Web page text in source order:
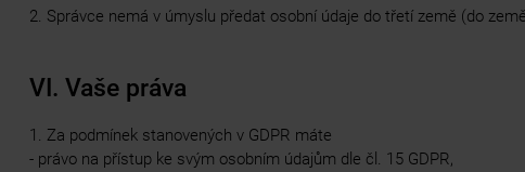
2. Správce nemá v úmyslu předat osobní údaje do třetí země (do
VI. Vaše práva
1. Za podmínek stanovených v GDPR máte
- právo na přístup ke svým osobním údajům dle čl. 15 GDPR,